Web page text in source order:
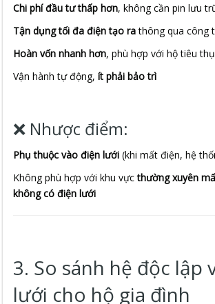
Chi phí đầu tư thấp hơn, không cần pin lưu
Tận dụng tối đa điện tạo rathông qua công
Hoàn vốn nhanh hơn, phù hợp với hộ tiêu
Vận hành tự động,ít phải bảo trì
❌ Nhược điểm:
Phụ thuộc vào điện lưới (khi mất điện, hệ
Không phù hợp với khu vựcthường xuyên
không có điện lưới
3. So sánh hệ độc lập
lưới cho hộ gia đình